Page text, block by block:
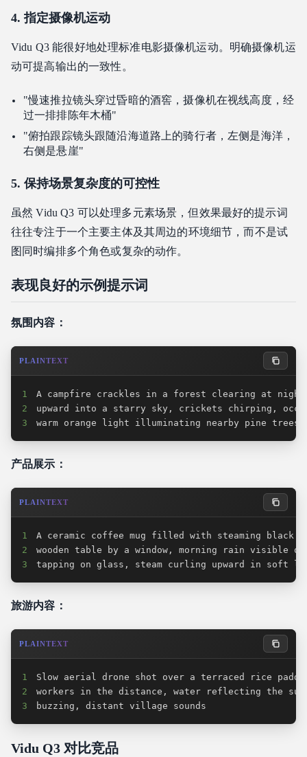
4. 指定摄像机运动
Vidu Q3 能很好地处理标准电影摄像机运动。明确摄像机运
动可提高输出的一致性。
"慢速推拉镜头穿过昏暗的酒窖，摄像机在视线高度，经
过一排排陈年木桶"
"俯拍跟踪镜头跟随沿海道路上的骑行者，左侧是海洋，
右侧是悬崖"
5. 保持场景复杂度的可控性
虽然 Vidu Q3 可以处理多元素场景，但效果最好的提示词
往往专注于一个主要主体及其周边的环境细节，而不是试
图同时编排多个角色或复杂的动作。
表现良好的示例提示词
氛围内容：
PLAINTEXT
1
2
3
warm orange light illuminating nearby pine trees
产品展示：
PLAINTEXT
1
2
3
tapping on glass, steam curling upward in soft
旅游内容：
PLAINTEXT
1
2
3
buzzing, distant village sounds
Vidu Q3 对比竞品